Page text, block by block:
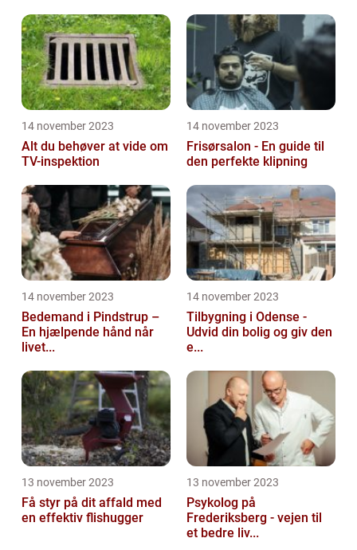
14 november 2023
Alt du behøver at vide om
TV-inspektion
14 november 2023
Frisørsalon - En guide til
den perfekte klipning
14 november 2023
Bedemand i Pindstrup –
En hjælpende hånd når
livet...
14 november 2023
Tilbygning i Odense -
Udvid din bolig og giv den
e...
13 november 2023
Få styr på dit affald med
en effektiv flishugger
13 november 2023
Psykolog på
Frederiksberg - vejen til
et bedre liv...